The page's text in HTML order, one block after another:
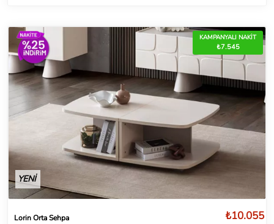
KAMPANYALI NAKİT
₺7.545
YENİ
Lorin Orta Sehpa ₺10.055